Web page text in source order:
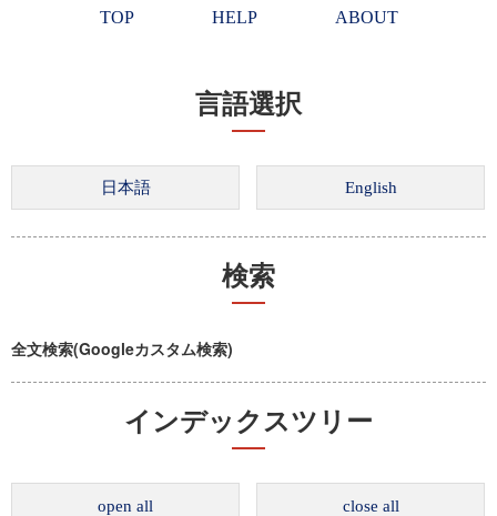
TOP HELP ABOUT
言語選択
検索
全文検索(Googleカスタム検索)
インデックスツリー
open all close all